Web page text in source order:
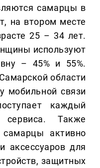
самарцы в
на втором месте
25 – 34 лет.
используют
– 45% и 55%.
области
мобильной связи
каждый
сервиса. Также
самарцы активно
аксессуаров для
защитных